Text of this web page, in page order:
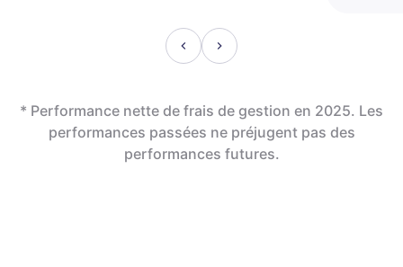
* Performance nette de frais de gestion en 2025. Les
performances passées ne préjugent pas des
performances futures.